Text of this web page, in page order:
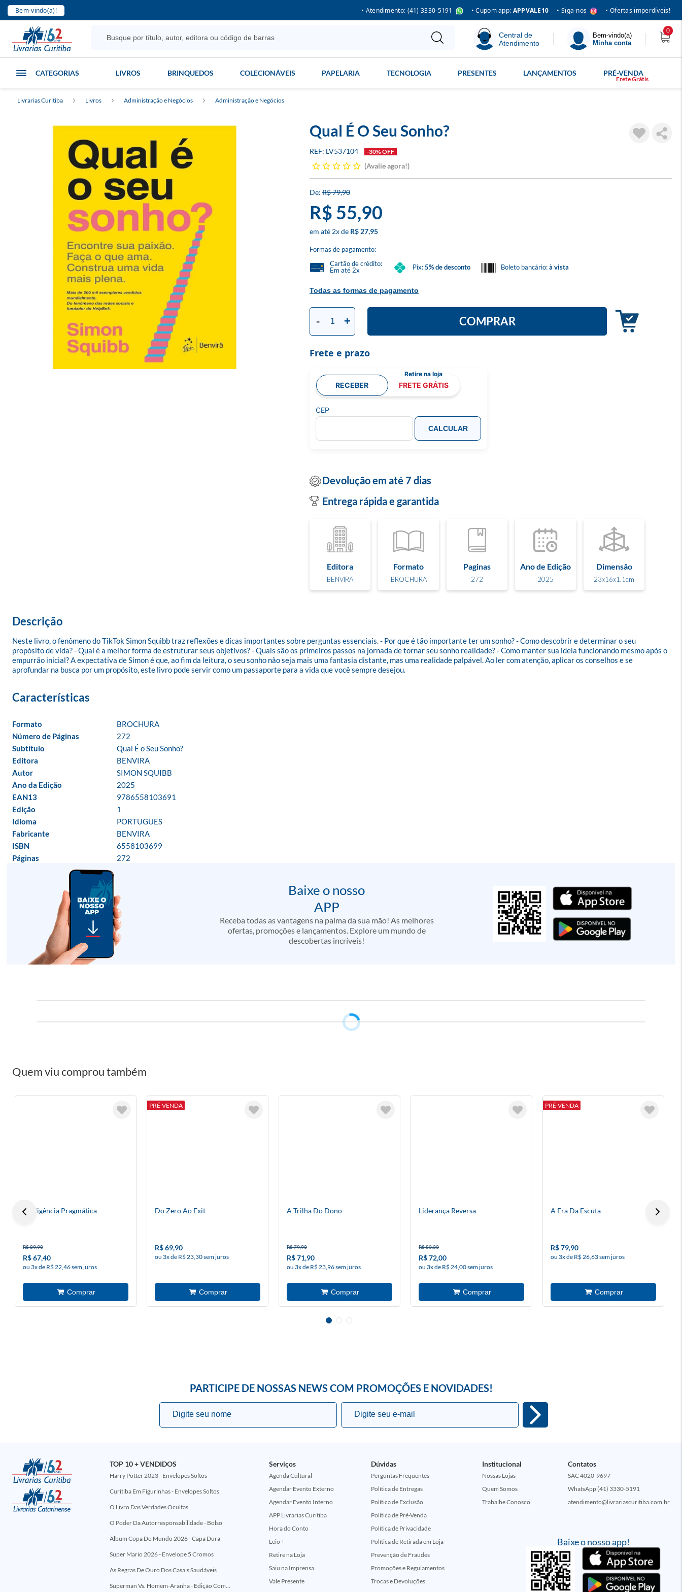
Bem-vindo(a)! • Atendimento: (41) 3330-5191 • Cupom app: APPVALE10 • Siga-nos • Ofertas imperdíveis!
Central de
Atendimento
Bem-vindo(a)
Minha conta
0
CATEGORIAS LIVROS BRINQUEDOS COLECIONÁVEIS PAPELARIA TECNOLOGIA PRESENTES LANÇAMENTOS PRÉ-VENDA
Livrarias Curitiba Livros Administração e Negócios Administração e Negócios
Qual É O Seu Sonho?
LV537104 -30% OFF
Avalie agora!
R$ 79,90
R$ 55,90
2x R$ 27,95
Formas de pagamento:
Todas as formas de pagamento
Cartão de crédito:
Em até 2x
Pix:5% de desconto Boleto bancário:à vista
- + COMPRAR
Frete e prazo
RECEBER FRETE GRÁTIS
CEP
CALCULAR
Devolução em até 7 dias
Entrega rápida e garantida
Editora
BENVIRA
Formato
BROCHURA
Paginas
272
Ano de Edição
2025
Dimensão
23x16x1.1cm
Descrição
Neste livro, o fenômeno do TikTok Simon Squibb traz reflexões e dicas importantes sobre perguntas essenciais. - Por que é tão importante ter um sonho? - Como descobrir e determinar o seu
propósito de vida? - Qual é a melhor forma de estruturar seus objetivos? - Quais são os primeiros passos na jornada de tornar seu sonho realidade? - Como manter sua ideia funcionando mesmo após o
empurrão inicial? A expectativa de Simon é que, ao fim da leitura, o seu sonho não seja mais uma fantasia distante, mas uma realidade palpável. Ao ler com atenção, aplicar os conselhos e se
aprofundar na busca por um propósito, este livro pode servir como um passaporte para a vida que você sempre desejou.
Formato
BROCHURA
Número de Páginas
272
Subtítulo
Qual É o Seu Sonho?
Editora
BENVIRA
Autor
SIMON SQUIBB
Ano da Edição
2025
EAN13
9786558103691
Edição
1
Idioma
PORTUGUES
Fabricante
BENVIRA
ISBN
6558103699
Páginas
272
Baixe o nosso
APP
Receba todas as vantagens na palma da sua mão! As melhores
ofertas, promoções e lançamentos. Explore um mundo de
descobertas incríveis!
Quem viu comprou também
Inteligência Pragmática
R$ 89,90
R$ 67,40
ou 3x de R$ 22,46 sem juros
PRÉ-VENDA
Do Zero Ao Exit
R$ 69,90
ou 3x de R$ 23,30 sem juros
A Trilha Do Dono
R$ 79,90
R$ 71,90
ou 3x de R$ 23,96 sem juros
Liderança Reversa
R$ 80,00
R$ 72,00
ou 3x de R$ 24,00 sem juros
PRÉ-VENDA
A Era Da Escuta
R$ 79,90
ou 3x de R$ 26,63 sem juros
PARTICIPE DE NOSSAS NEWS COM PROMOÇÕES E NOVIDADES!
Baixe o nosso app!
TOP 10 + VENDIDOS
Harry Potter 2023 - Envelopes Soltos
Curitiba Em Figurinhas - Envelopes Soltos
O Livro Das Verdades Ocultas
O Poder Da Autorresponsabilidade - Bolso
Álbum Copa Do Mundo 2026 - Capa Dura
Super Mario 2026 - Envelope 5 Cromos
As Regras De Ouro Dos Casais Saudáveis
Superman Vs. Homem-Aranha - Edição Comemorativa 50 Anos (Encontros Clássicos Dc E Marvel)
Serviços
Agenda Cultural
Agendar Evento Externo
Agendar Evento Interno
APP Livrarias Curitiba
Hora do Conto
Leio +
Retire na Loja
Saiu na Imprensa
Vale Presente
Dúvidas
Perguntas Frequentes
Política de Entregas
Política de Exclusão
Política de Pré-Venda
Política de Privacidade
Política de Retirada em Loja
Prevenção de Fraudes
Promoções e Regulamentos
Trocas e Devoluções
Institucional
Nossas Lojas
Quem Somos
Trabalhe Conosco
Contatos
SAC 4020-9697
WhatsApp (41) 3330-5191
atendimento@livrariascuritiba.com.br